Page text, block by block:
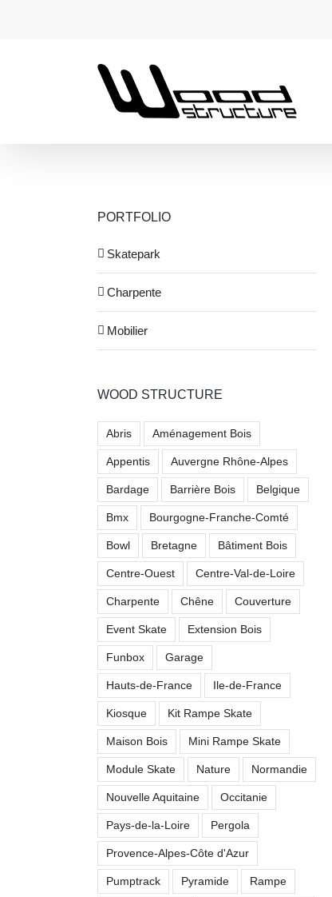
PORTFOLIO
Skatepark
Charpente
Mobilier
WOOD STRUCTURE
Abris Aménagement Bois
Appentis Auvergne Rhône-Alpes
Bardage Barrière Bois Belgique
Bmx Bourgogne-Franche-Comté
Bowl Bretagne Bâtiment Bois
Centre-Ouest Centre-Val-de-Loire
Charpente Chêne Couverture
Event Skate Extension Bois
Funbox Garage
Hauts-de-France Ile-de-France
Kiosque Kit Rampe Skate
Maison Bois Mini Rampe Skate
Module Skate Nature Normandie
Nouvelle Aquitaine Occitanie
Pays-de-la-Loire Pergola
Provence-Alpes-Côte d'Azur
Pumptrack Pyramide Rampe